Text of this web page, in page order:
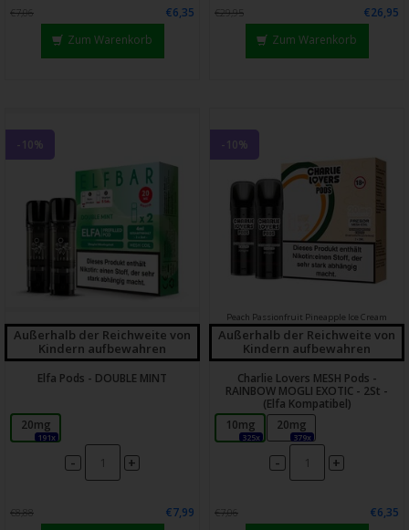
€7,06
€6,35
Zum Warenkorb
€29,95
€26,95
Zum Warenkorb
-10%
Außerhalb der Reichweite von
Kindern aufbewahren
Elfa Pods - DOUBLE MINT
20mg
191x
- +
€8,88
€7,99
-10%
Peach Passionfruit Pineapple Ice Cream
Außerhalb der Reichweite von
Kindern aufbewahren
Charlie Lovers MESH Pods -
RAINBOW MOGLI EXOTIC - 2St -
(Elfa Kompatibel)
10mg
325x
20mg
379x
- +
€7,06
€6,35